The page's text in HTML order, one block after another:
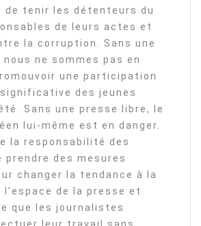
tenir les détenteurs du
de leurs actes et
la corruption. Sans une
ne sommes pas en
une participation
des jeunes
Sans une presse libre, le
lui-même est en danger.
la responsabilité des
prendre des mesures
changer la tendance à la
de la presse et
que les journalistes